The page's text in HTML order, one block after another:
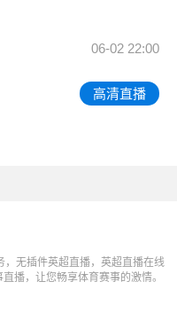
06-02 22:00
高清直播
无插件英超直播，英超直播在线
播，让您畅享体育赛事的激情。